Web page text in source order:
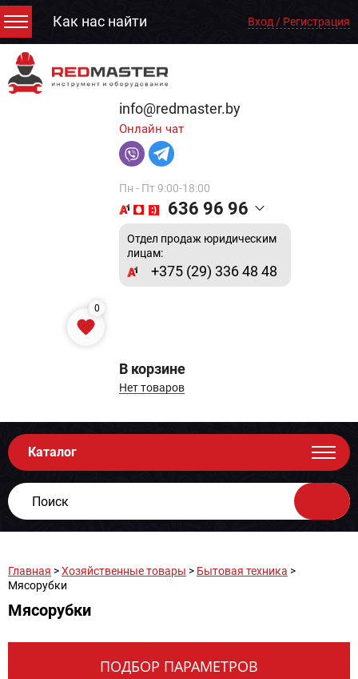
Как нас найти Вход / Регистрация
info@redmaster.by
Онлайн чат
Пн - Пт 9:00-18:00
636 96 96
Отдел продаж юридическим
лицам:
+375 (29) 336 48 48
0
В корзине
Нет товаров
Каталог
Главная >Хозяйственные товары > Бытовая техника >
Мясорубки
Мясорубки
ПОДБОР ПАРАМЕТРОВ